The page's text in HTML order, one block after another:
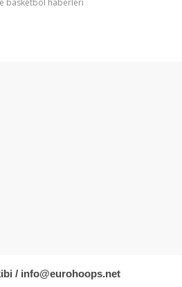
/ info@eurohoops.net